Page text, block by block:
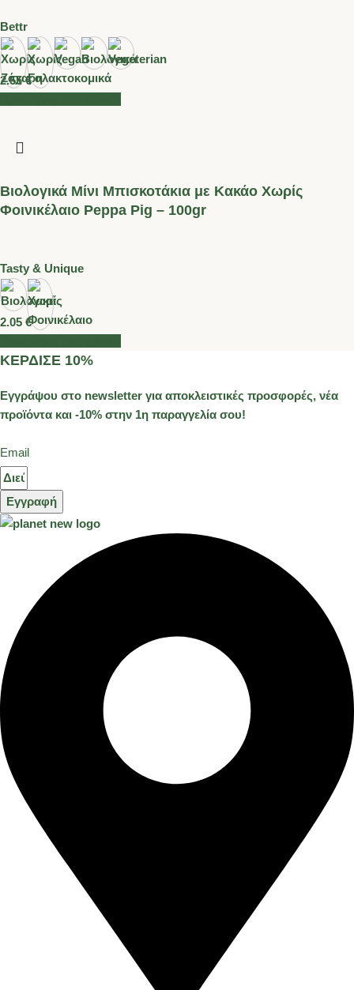
Bettr
2.55€
Βιολογικά Mίνι Μπισκοτάκια με Κακάο Χωρίς
Φοινικέλαιο Peppa Pig – 100gr
Tasty & Unique
2.05 €
ΚΕΡΔΙΣΕ 10%
Εγγράψου στο newsletter για αποκλειστικές προσφορές, νέα
προϊόντα και -10% στην 1η παραγγελία σου!
Email
Εγγραφή